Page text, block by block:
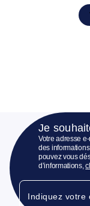
Je
Votre adresse
des
pouvez vous
d’informations,
Indiquez votre